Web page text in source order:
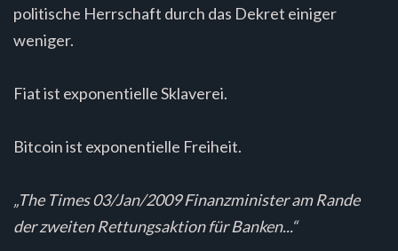
politische Herrschaft durch das Dekret einiger
weniger.
Fiat ist exponentielle Sklaverei.
Bitcoin ist exponentielle Freiheit.
„The Times 03/Jan/2009 Finanzminister am Rande
der zweiten Rettungsaktion für Banken...“